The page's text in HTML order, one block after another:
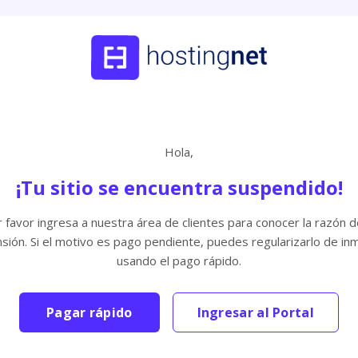
Hola,
¡Tu sitio se encuentra suspendido!
favor ingresa a nuestra área de clientes para conocer la razón
Si el motivo es pago pendiente, puedes regularizarlo de
usando el pago rápido.
Pagar rápido Ingresar al Portal